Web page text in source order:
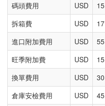
碼頭費用
USD 15
拆箱費
USD 17
進口附加費用
USD 55
旺季附加費
USD 15
換單費用
USD 30
倉庫安檢費用
USD 45